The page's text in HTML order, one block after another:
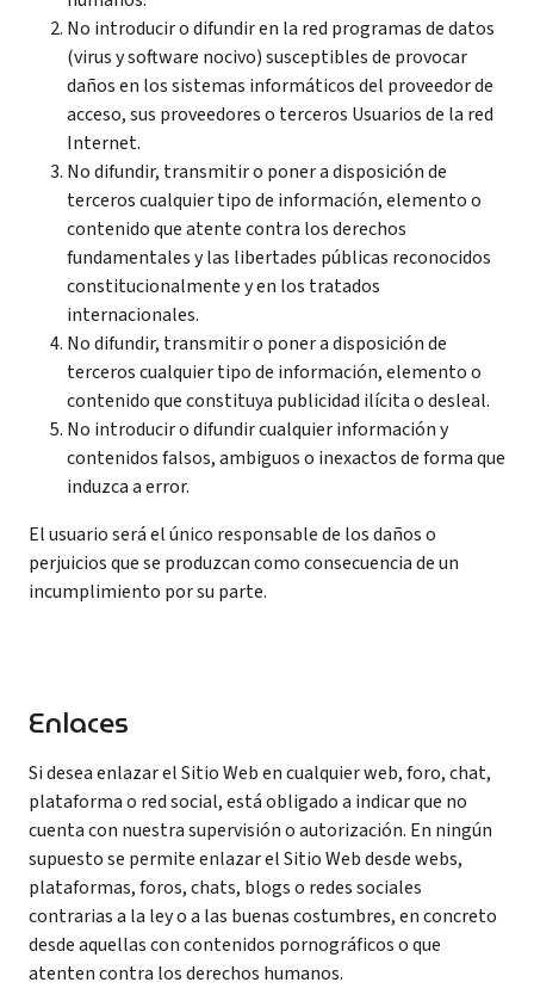
No introducir o difundir en la red programas de datos
(virus y software nocivo) susceptibles de provocar
daños en los sistemas informáticos del proveedor de
acceso, sus proveedores o terceros Usuarios de la red
Internet.
No difundir, transmitir o poner a disposición de
terceros cualquier tipo de información, elemento o
contenido que atente contra los derechos
fundamentales y las libertades públicas reconocidos
constitucionalmente y en los tratados
internacionales.
No difundir, transmitir o poner a disposición de
terceros cualquier tipo de información, elemento o
contenido que constituya publicidad ilícita o desleal.
No introducir o difundir cualquier información y
contenidos falsos, ambiguos o inexactos de forma que
induzca a error.
El usuario será el único responsable de los daños o
perjuicios que se produzcan como consecuencia de un
incumplimiento por su parte.
Enlaces
Si desea enlazar el Sitio Web en cualquier web, foro, chat,
plataforma o red social, está obligado a indicar que no
cuenta con nuestra supervisión o autorización. En ningún
supuesto se permite enlazar el Sitio Web desde webs,
plataformas, foros, chats, blogs o redes sociales
contrarias a la ley o a las buenas costumbres, en concreto
desde aquellas con contenidos pornográficos o que
atenten contra los derechos humanos.